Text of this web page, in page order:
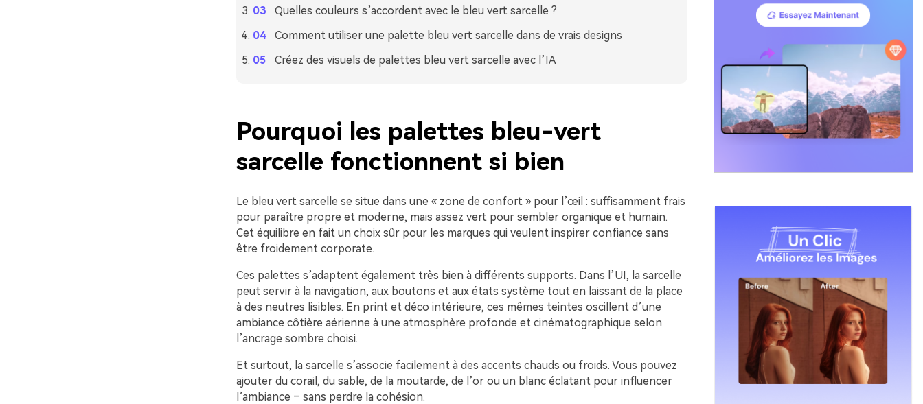
Quelles couleurs s’accordent avec le bleu vert sarcelle ?
Comment utiliser une palette bleu vert sarcelle dans de vrais designs
Créez des visuels de palettes bleu vert sarcelle avec l’IA
Pourquoi les palettes bleu-vert
sarcelle fonctionnent si bien
Le bleu vert sarcelle se situe dans une « zone de confort » pour l’œil : suffisamment frais
pour paraître propre et moderne, mais assez vert pour sembler organique et humain.
Cet équilibre en fait un choix sûr pour les marques qui veulent inspirer confiance sans
être froidement corporate.
Ces palettes s’adaptent également très bien à différents supports. Dans l’UI, la sarcelle
peut servir à la navigation, aux boutons et aux états système tout en laissant de la place
à des neutres lisibles. En print et déco intérieure, ces mêmes teintes oscillent d’une
ambiance côtière aérienne à une atmosphère profonde et cinématographique selon
l’ancrage sombre choisi.
Et surtout, la sarcelle s’associe facilement à des accents chauds ou froids. Vous pouvez
ajouter du corail, du sable, de la moutarde, de l’or ou un blanc éclatant pour influencer
l’ambiance – sans perdre la cohésion.